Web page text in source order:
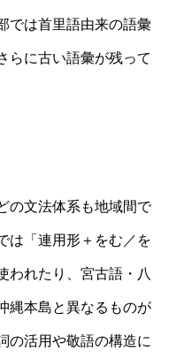
では首里語由来の語彙
らに古い語彙が残って
の文法体系も地域間で
は「連用形＋をむ／を
われたり、宮古語・八
縄本島と異なるものが
の活用や敬語の構造に